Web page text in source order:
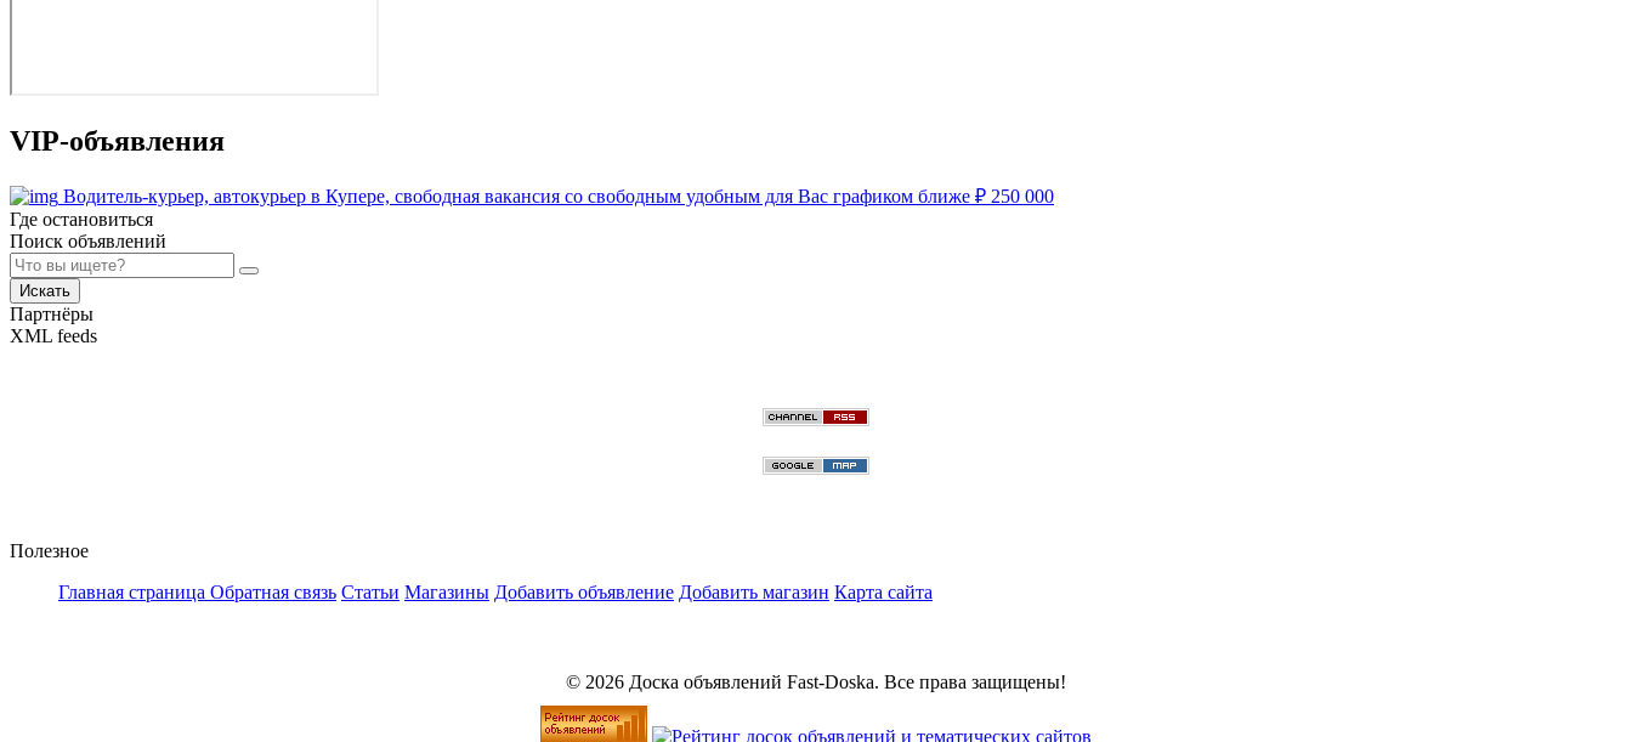
VIP-объявления
Водитель-курьер, автокурьер в Купере, свободная вакансия со свободным удобным для Вас графиком ближе ₽ 250 000
Где остановиться
Поиск объявлений
Искать
Партнёры
XML feeds
Полезное
Главная страница Обратная связь Статьи Магазины Добавить объявление Добавить магазин Карта сайта
© 2026 Доска объявлений Fast-Doska. Все права защищены!